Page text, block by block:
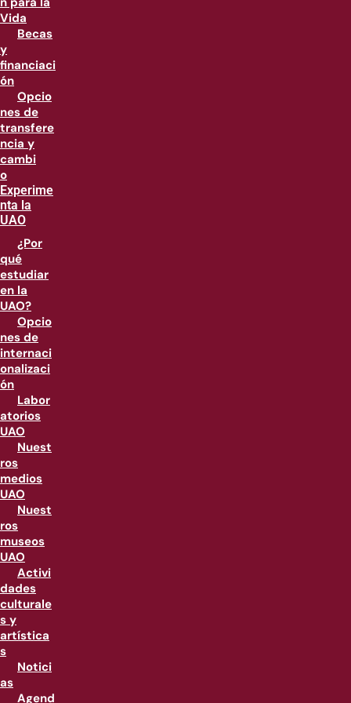
Vida
Becas
y
financiaci
ón
Opcio
nes de
transfere
ncia y
cambi
o
Experime
nta la
UAO
¿Por
qué
estudiar
en la
UAO?
Opcio
nes de
internaci
onalizaci
ón
Labor
atorios
UAO
Nuest
ros
medios
UAO
Nuest
ros
museos
UAO
Activi
dades
culturale
s y
artística
s
Notici
as
Agend